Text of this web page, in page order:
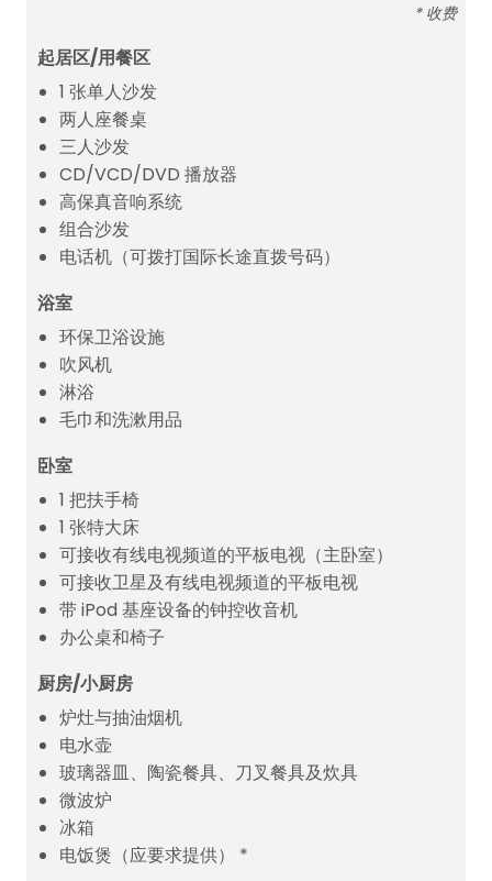
* 收费
起居区/用餐区
1 张单人沙发
两人座餐桌
三人沙发
CD/VCD/DVD 播放器
高保真音响系统
组合沙发
电话机（可拨打国际长途直拨号码）
浴室
环保卫浴设施
吹风机
淋浴
毛巾和洗漱用品
卧室
1 把扶手椅
1 张特大床
可接收有线电视频道的平板电视（主卧室）
可接收卫星及有线电视频道的平板电视
带 iPod 基座设备的钟控收音机
办公桌和椅子
厨房/小厨房
炉灶与抽油烟机
电水壶
玻璃器皿、陶瓷餐具、刀叉餐具及炊具
微波炉
冰箱
电饭煲（应要求提供） *